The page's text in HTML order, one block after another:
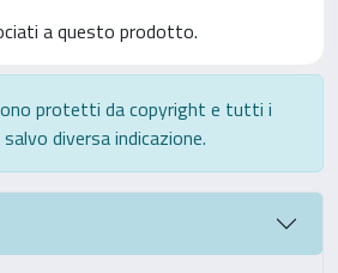
a questo prodotto.
protetti da copyright e tutti i
diversa indicazione.